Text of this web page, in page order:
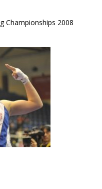
Championships 2008